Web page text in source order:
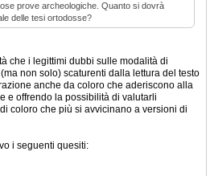
prove archeologiche. Quanto si dovrà
delle tesi ortodosse?
che i legittimi dubbi sulle modalità di
non solo) scaturenti dalla lettura del testo
anche da coloro che aderiscono alla
e offrendo la possibilità di valutarli
coloro che più si avvicinano a versioni di
i seguenti quesiti: